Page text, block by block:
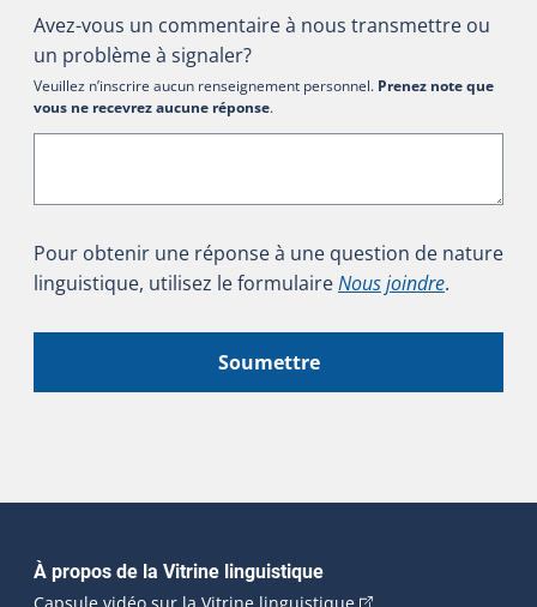
Avez-vous un commentaire à nous transmettre ou
un problème à signaler?
Veuillez n’inscrire aucun renseignement personnel. Prenez note que
vous ne recevrez aucune réponse.
Pour obtenir une réponse à une question de nature
linguistique, utilisez le formulaireNous joindre.
Soumettre
Navigation principale
À propos de la Vitrine linguistique
Capsule vidéo sur la Vitrine linguistique(Cet hyperlien